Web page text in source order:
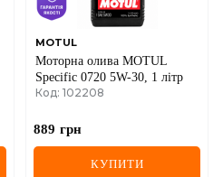
MOTUL
Моторна олива MOTUL
Specific 0720 5W-30, 1 літр
Код: 102208
889 грн
КУПИТИ